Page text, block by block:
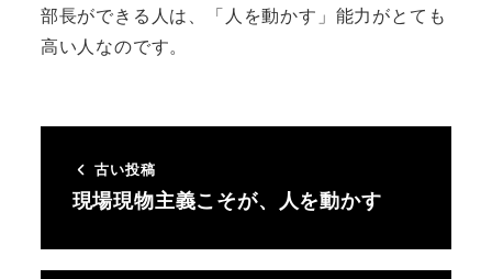
部長ができる人は、「人を動かす」能力がとても
高い人なのです。
古い投稿
現場現物主義こそが、人を動かす